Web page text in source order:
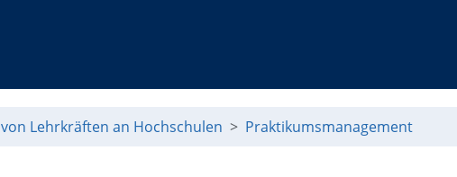
von Lehrkräften an Hochschulen Praktikumsmanagement